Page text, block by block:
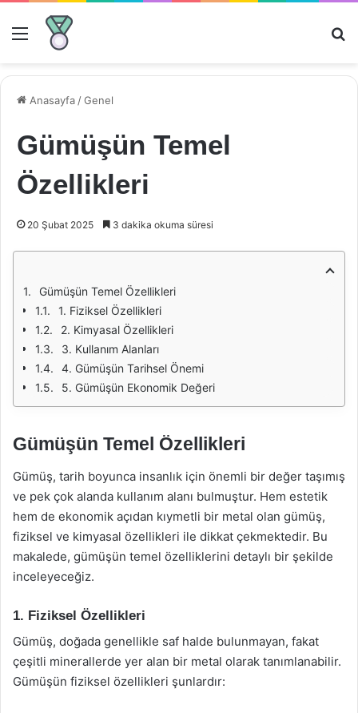
Menü
Anasayfa /Genel
Gümüşün Temel
Özellikleri
20 Şubat 2025 3 dakika okuma süresi
Gümüşün Temel Özellikleri
1. Fiziksel Özellikleri
2. Kimyasal Özellikleri
3. Kullanım Alanları
4. Gümüşün Tarihsel Önemi
5. Gümüşün Ekonomik Değeri
Gümüşün Temel Özellikleri
Gümüş, tarih boyunca insanlık için önemli bir değer taşımış
ve pek çok alanda kullanım alanı bulmuştur. Hem estetik
hem de ekonomik açıdan kıymetli bir metal olan gümüş,
fiziksel ve kimyasal özellikleri ile dikkat çekmektedir. Bu
makalede, gümüşün temel özelliklerini detaylı bir şekilde
inceleyeceğiz.
1. Fiziksel Özellikleri
Gümüş, doğada genellikle saf halde bulunmayan, fakat
çeşitli minerallerde yer alan bir metal olarak tanımlanabilir.
Gümüşün fiziksel özellikleri şunlardır: